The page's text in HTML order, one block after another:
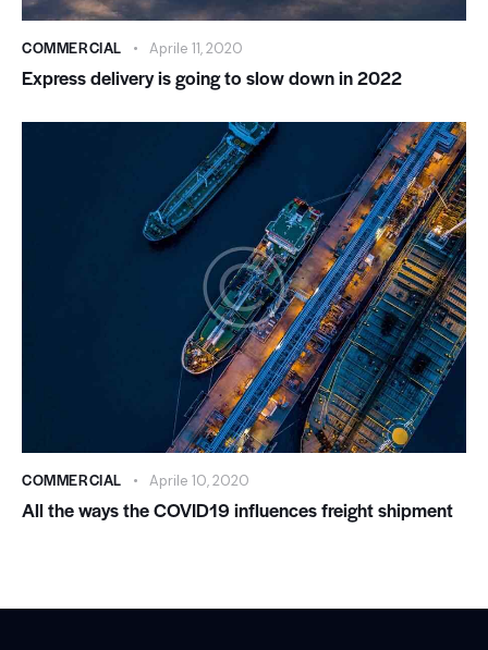
COMMERCIAL Aprile 11, 2020
Express delivery is going to slow down in 2022
COMMERCIAL Aprile 10, 2020
All the ways the COVID19 influences freight shipment